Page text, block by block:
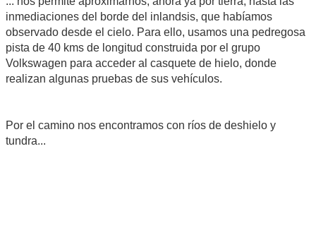
inmediaciones del borde del inlandsis, que habíamos
observado desde el cielo. Para ello, usamos una pedregosa
pista de 40 kms de longitud construida por el grupo
Volkswagen para acceder al casquete de hielo, donde
realizan algunas pruebas de sus vehículos.
Por el camino nos encontramos con ríos de deshielo y
tundra...